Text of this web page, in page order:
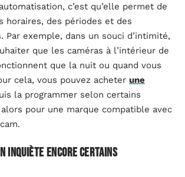
c’est qu’elle permet de
horaires, des périodes et des
Par exemple, dans un souci d’intimité,
que les caméras à l’intérieur de
que la nuit ou quand vous
cela, vous pouvez acheter une
la programmer selon certains
pour une marque compatible avec
inquiète encore certains